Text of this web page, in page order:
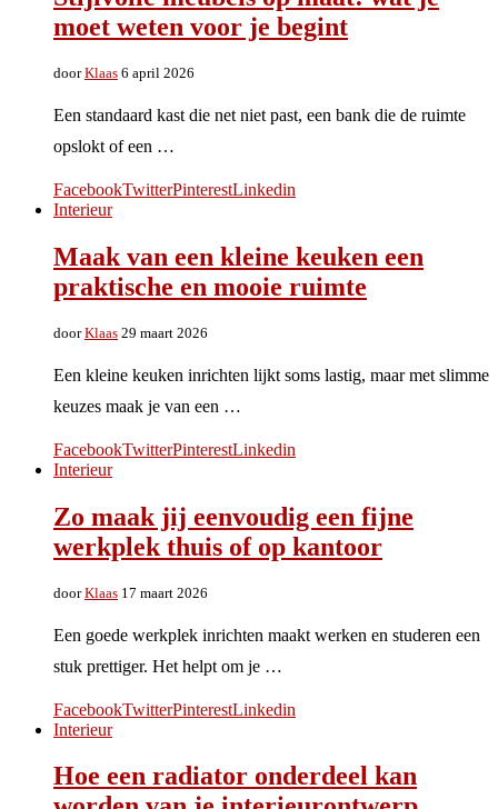
moet weten voor je begint
doorKlaas 6 april 2026
Een standaard kast die net niet past, een bank die de ruimte
opslokt of een …
FacebookTwitterPinterestLinkedin
Interieur
Maak van een kleine keuken een
praktische en mooie ruimte
doorKlaas 29 maart 2026
Een kleine keuken inrichten lijkt soms lastig, maar met slimme
keuzes maak je van een …
FacebookTwitterPinterestLinkedin
Interieur
Zo maak jij eenvoudig een fijne
werkplek thuis of op kantoor
doorKlaas 17 maart 2026
Een goede werkplek inrichten maakt werken en studeren een
stuk prettiger. Het helpt om je …
FacebookTwitterPinterestLinkedin
Interieur
Hoe een radiator onderdeel kan